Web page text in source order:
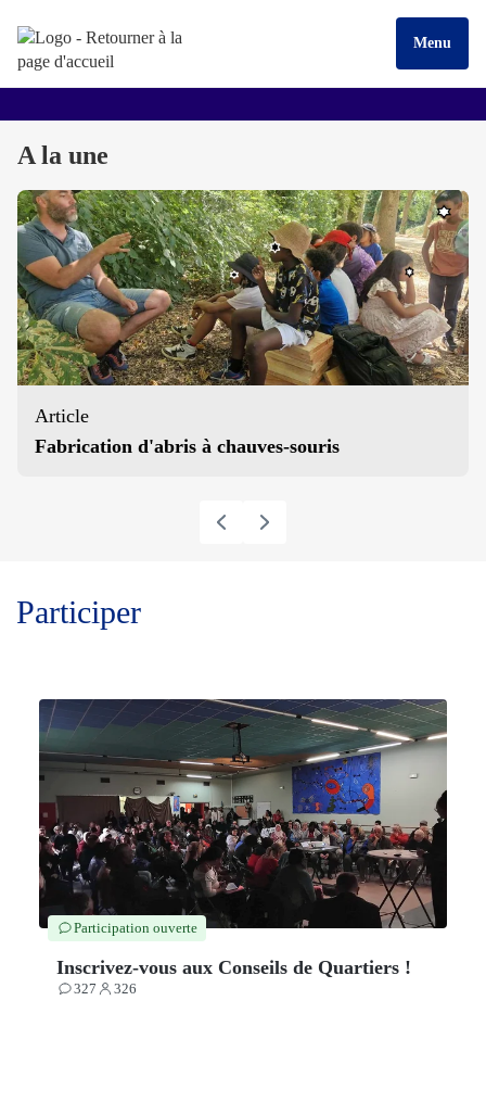
Menu
A la une
Article
Fabrication d'abris à chauves-souris
Participer
Participation ouverte
Inscrivez-vous aux Conseils de Quartiers !
327
Contributions
326
Participants